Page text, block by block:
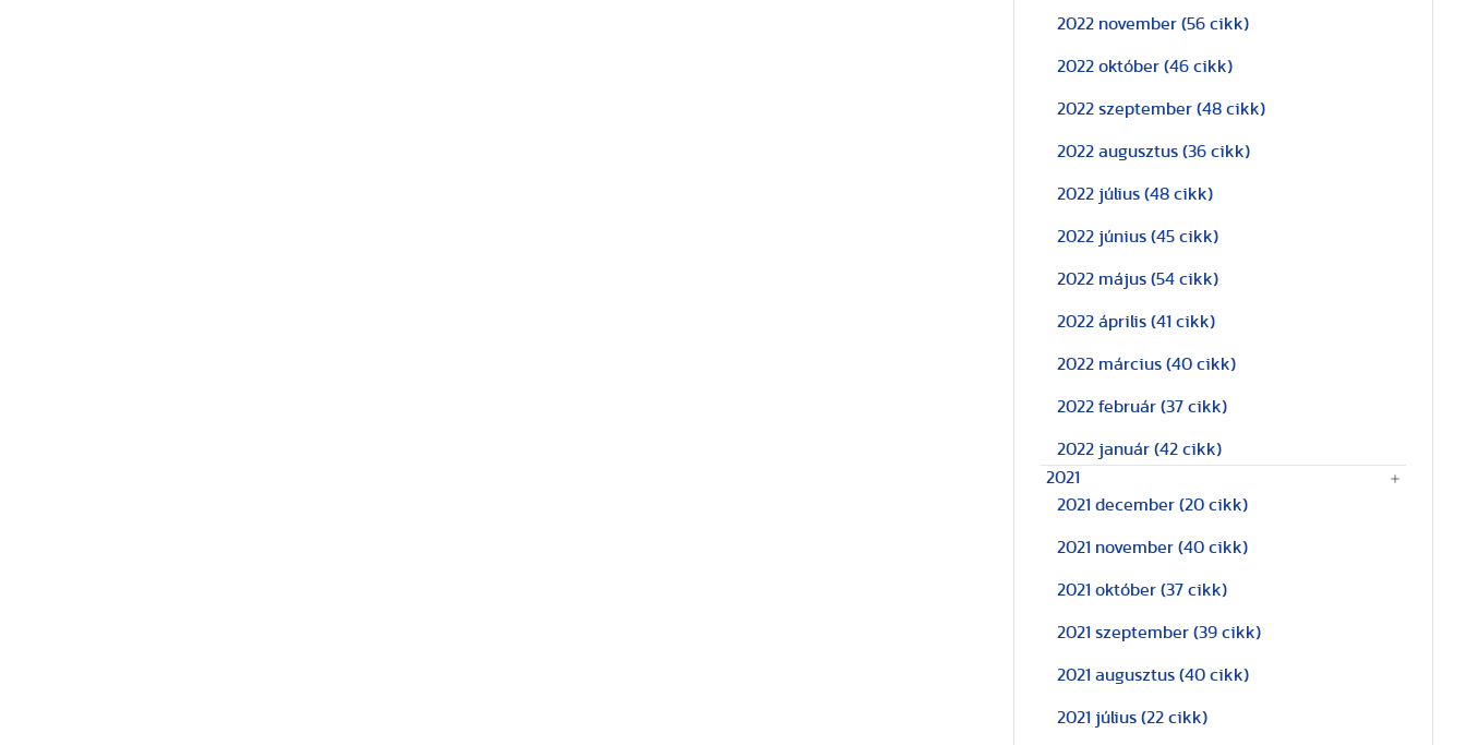
2022 november (56 cikk)
2022 október (46 cikk)
2022 szeptember (48 cikk)
2022 augusztus (36 cikk)
2022 július (48 cikk)
2022 június (45 cikk)
2022 május (54 cikk)
2022 április (41 cikk)
2022 március (40 cikk)
2022 február (37 cikk)
2022 január (42 cikk)
2021
2021 december (20 cikk)
2021 november (40 cikk)
2021 október (37 cikk)
2021 szeptember (39 cikk)
2021 augusztus (40 cikk)
2021 július (22 cikk)